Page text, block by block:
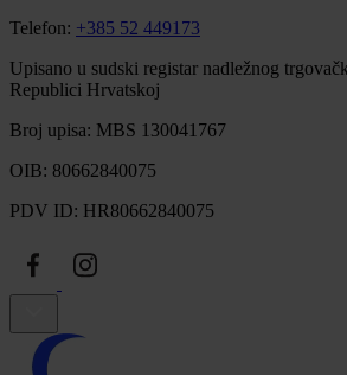
Telefon: +385 52 449173
Upisano u sudski registar nadležnog
Republici Hrvatskoj
Broj upisa: MBS 130041767
OIB: 80662840075
PDV ID: HR80662840075